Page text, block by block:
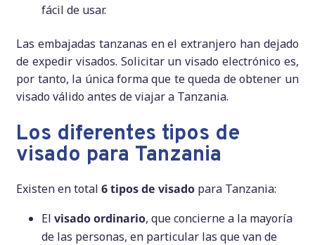
fácil de usar.
Las embajadas tanzanas en el extranjero han dejado
de expedir visados. Solicitar un visado electrónico es,
por tanto, la única forma que te queda de obtener un
visado válido antes de viajar a Tanzania.
Los diferentes tipos de
visado para Tanzania
Existen en total6 tipos de visado para Tanzania:
Elvisado ordinario, que concierne a la mayoría
de las personas, en particular las que van de